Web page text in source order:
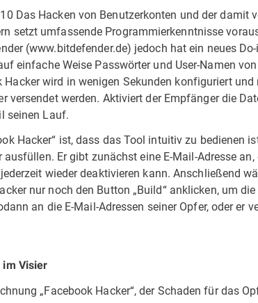
Das Hacken von Benutzerkonten und der damit
setzt umfassende Programmierkenntnisse
(www.bitdefender.de) jedoch hat ein neues
einfache Weise Passwörter und User-Namen
Hacker wird in wenigen Sekunden konfiguriert
versendet werden. Aktiviert der Empfänger die
seinen Lauf.
Hacker“ ist, dass das Tool intuitiv zu bedienen
Er gibt zunächst eine E-Mail-Adresse
wieder deaktivieren kann. Anschließend
nur noch den Button „Build“ anklicken, um die
an die E-Mail-Adressen seiner Opfer, oder er
im Visier
„Facebook Hacker“, der Schaden für das